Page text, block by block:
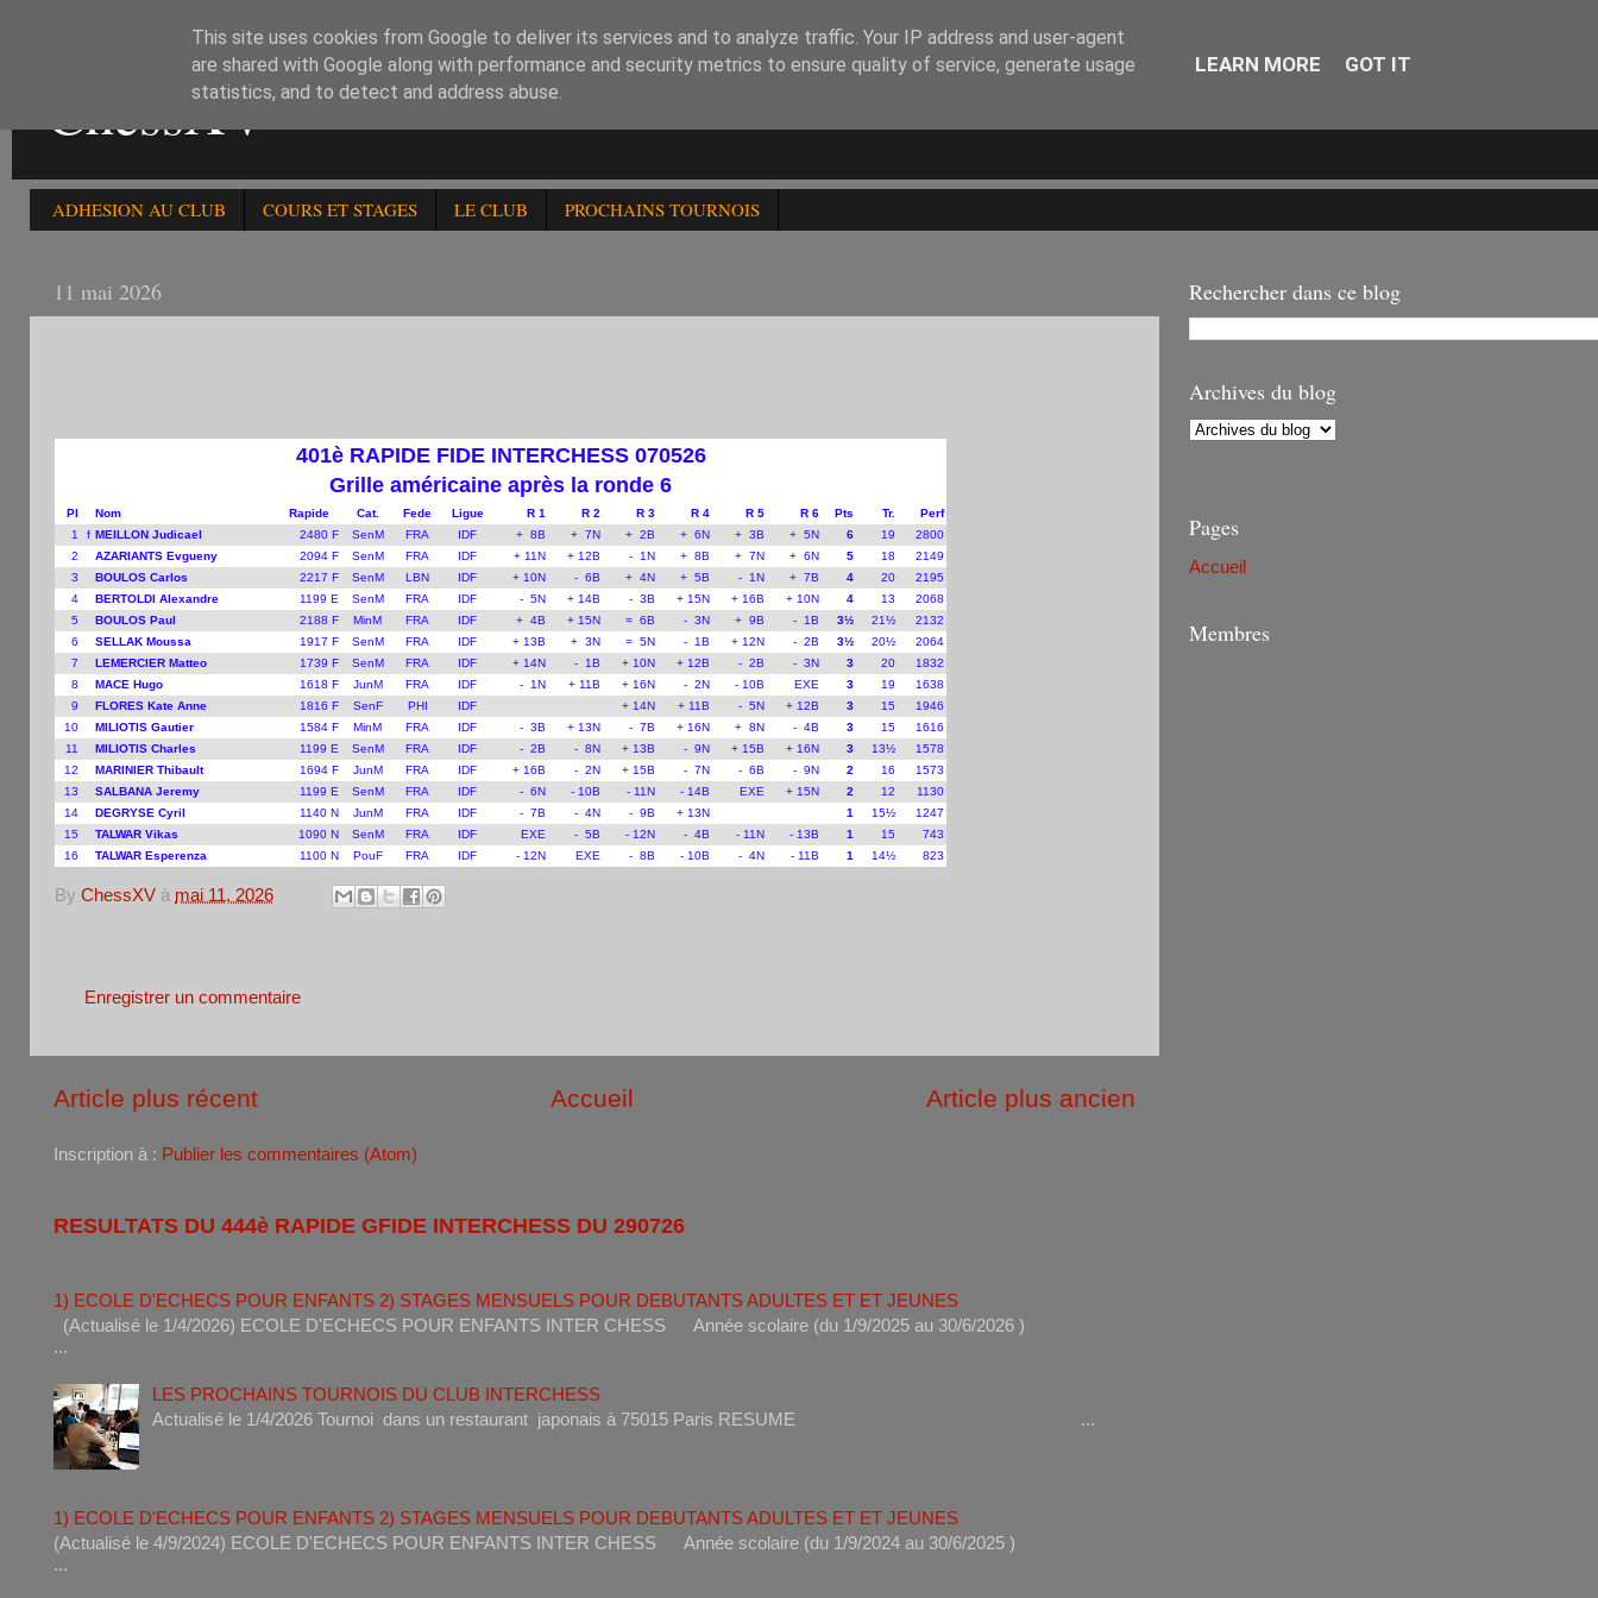
ChessXV
ADHESION AU CLUB COURS ET STAGES LE CLUB PROCHAINS TOURNOIS
11 mai 2026
401è RAPIDE FIDE INTERCHESS 070526
Grille américaine après la ronde 6
Pl Nom Rapide Cat. Fede Ligue R 1 R 2 R 3 R 4 R 5 R 6 Pts Tr.
Perf
1
f MEILLON Judicael 2480 F SenM FRA IDF + 8B + 7N + 2B + 6N + 3B + 5N 6 19
2800
2
AZARIANTS Evgueny 2094 F SenM FRA IDF + 11N + 12B - 1N + 8B + 7N + 6N 5 18
2149
3
BOULOS Carlos 2217 F SenM LBN IDF + 10N - 6B + 4N + 5B - 1N + 7B 4 20
2195
4
BERTOLDI Alexandre 1199 E SenM FRA IDF - 5N + 14B - 3B + 15N + 16B + 10N 4 13
2068
5
BOULOS Paul 2188 F MinM FRA IDF + 4B + 15N = 6B - 3N + 9B - 1B 3½ 21½
2132
6
SELLAK Moussa 1917 F SenM FRA IDF + 13B + 3N = 5N - 1B + 12N - 2B 3½ 20½
2064
7
LEMERCIER Matteo 1739 F SenM FRA IDF + 14N - 1B + 10N + 12B - 2B - 3N 3 20
1832
8
MACE Hugo 1618 F JunM FRA IDF - 1N + 11B + 16N - 2N - 10B EXE 3 19
1638
9
FLORES Kate Anne 1816 F SenF PHI IDF + 14N + 11B - 5N + 12B 3 15
1946
10
MILIOTIS Gautier 1584 F MinM FRA IDF - 3B + 13N - 7B + 16N + 8N - 4B 3 15
1616
11
MILIOTIS Charles 1199 E SenM FRA IDF - 2B - 8N + 13B - 9N + 15B + 16N 3 13½
1578
12
MARINIER Thibault 1694 F JunM FRA IDF + 16B - 2N + 15B - 7N - 6B - 9N 2 16
1573
13
SALBANA Jeremy 1199 E SenM FRA IDF - 6N - 10B - 11N - 14B EXE + 15N 2 12
1130
14
DEGRYSE Cyril 1140 N JunM FRA IDF - 7B - 4N - 9B + 13N 1 15½
1247
15
TALWAR Vikas 1090 N SenM FRA IDF EXE - 5B - 12N - 4B - 11N - 13B 1 15
743
16
TALWAR Esperenza 1100 N PouF FRA IDF - 12N EXE - 8B - 10B - 4N - 11B 1 14½ 823
By ChessXV à mai 11, 2026
Enregistrer un commentaire
Article plus récent Article plus ancien
Accueil
Inscription à : Publier les commentaires (Atom)
RESULTATS DU 444è RAPIDE GFIDE INTERCHESS DU 290726
1) ECOLE D'ECHECS POUR ENFANTS 2) STAGES MENSUELS POUR DEBUTANTS ADULTES ET ET JEUNES
(Actualisé le 1/4/2026) ECOLE D'ECHECS POUR ENFANTS INTER CHESS Année scolaire (du 1/9/2025 au 30/6/2026 )
...
LES PROCHAINS TOURNOIS DU CLUB INTERCHESS
Actualisé le 1/4/2026 Tournoi dans un restaurant japonais à 75015 Paris RESUME ...
1) ECOLE D'ECHECS POUR ENFANTS 2) STAGES MENSUELS POUR DEBUTANTS ADULTES ET ET JEUNES
(Actualisé le 4/9/2024) ECOLE D'ECHECS POUR ENFANTS INTER CHESS Année scolaire (du 1/9/2024 au 30/6/2025 )
...
Rechercher dans ce blog
Archives du blog
Pages
Accueil
Membres
This site uses cookies from Google to deliver its services and to analyze traffic. Your IP address and user-agent
are shared with Google along with performance and security metrics to ensure quality of service, generate usage
statistics, and to detect and address abuse.
LEARN MORE GOT IT